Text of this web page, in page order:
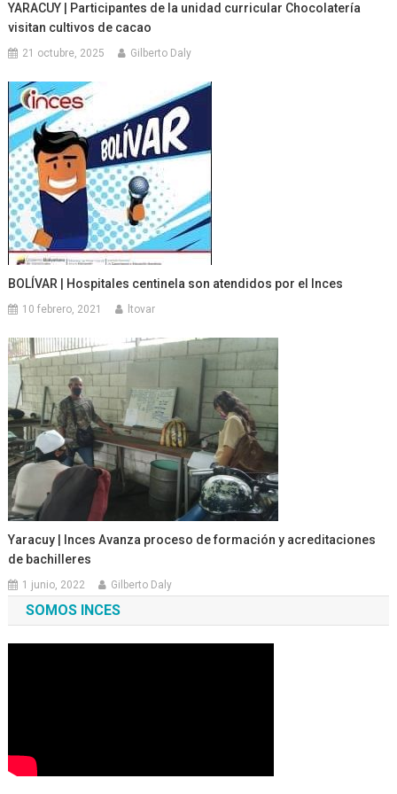
YARACUY | Participantes de la unidad curricular Chocolatería
visitan cultivos de cacao
21 octubre, 2025 Gilberto Daly
BOLÍVAR | Hospitales centinela son atendidos por el Inces
10 febrero, 2021 ltovar
Yaracuy | Inces Avanza proceso de formación y acreditaciones
de bachilleres
1 junio, 2022 Gilberto Daly
SOMOS INCES